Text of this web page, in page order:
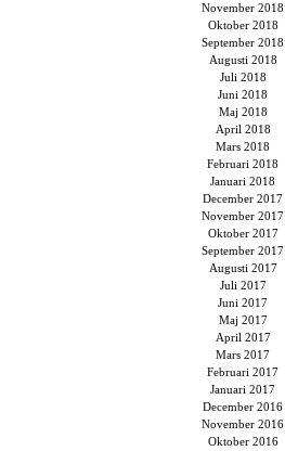
November 2018
Oktober 2018
September 2018
Augusti 2018
Juli 2018
Juni 2018
Maj 2018
April 2018
Mars 2018
Februari 2018
Januari 2018
December 2017
November 2017
Oktober 2017
September 2017
Augusti 2017
Juli 2017
Juni 2017
Maj 2017
April 2017
Mars 2017
Februari 2017
Januari 2017
December 2016
November 2016
Oktober 2016